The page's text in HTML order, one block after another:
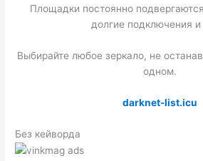
Площадки постоянно
долгие подключения и
Выбирайте любое зеркало, не
одном.
darknet-list.icu
Без кейворда